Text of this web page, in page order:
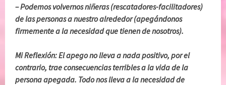
– Podemos volvernos niñeras (rescatadores-facilitadores)
de las personas a nuestro alrededor (apegándonos
firmemente a la necesidad que tienen de nosotros).
Mi Reflexión: El apego no lleva a nada positivo, por el
contrario, trae consecuencias terribles a la vida de la
persona apegada. Todo nos lleva a la necesidad de